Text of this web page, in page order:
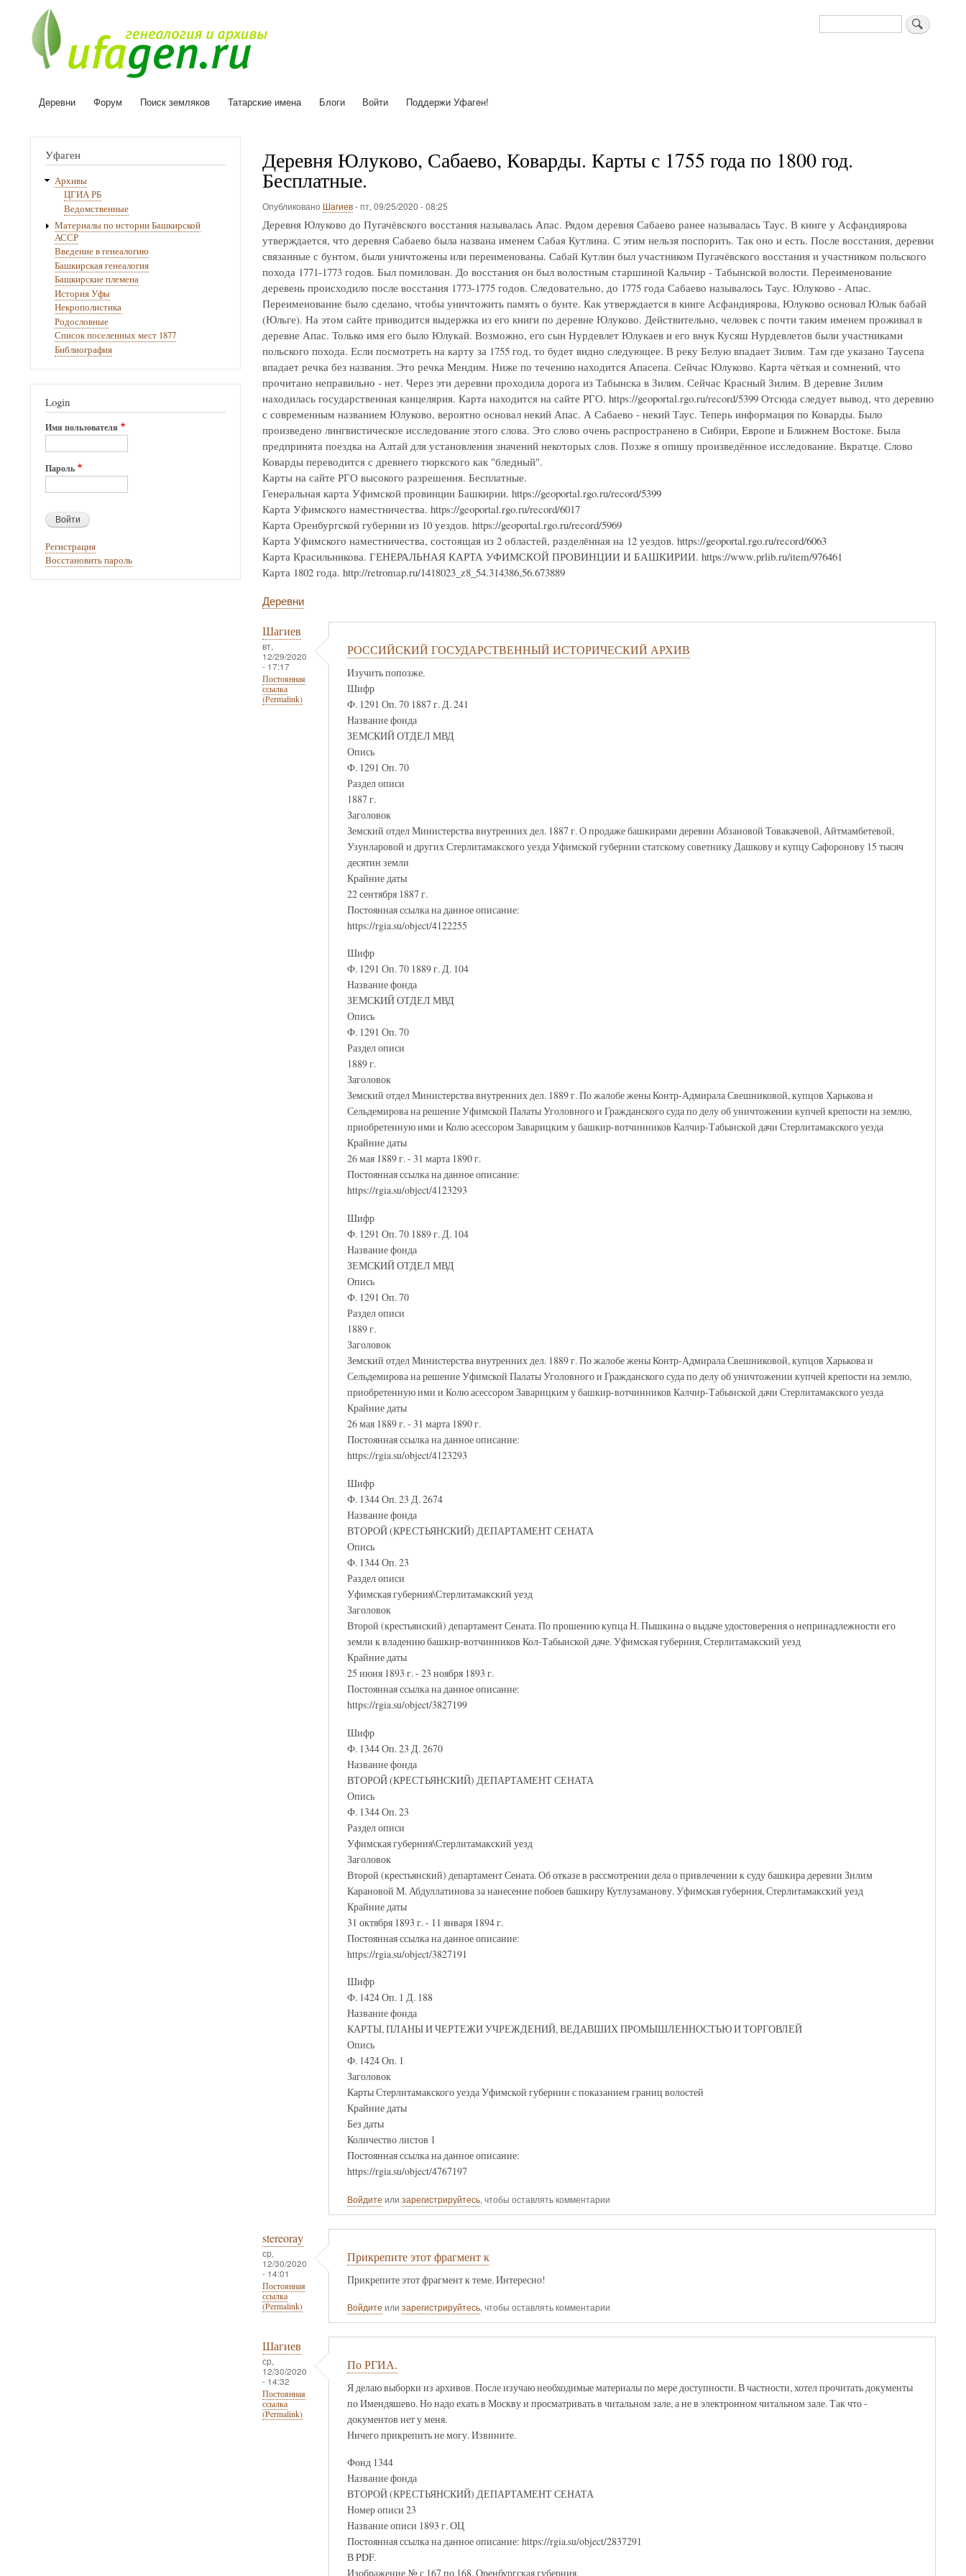
Поиск
Основная
Деревни Форум Поиск земляков Татарские имена Блоги Войти Поддержи Уфаген!
Деревня Юлуково, Сабаево, Коварды. Карты с 1755 года по 1800 год.
Бесплатные.
Опубликовано Шагиев-пт, 09/25/2020 - 08:25
Деревня Юлуково до Пугачёвского восстания называлась Апас. Рядом деревня Сабаево ранее называлась Таус. В книге у Асфандиярова
утверждается, что деревня Сабаево была названа именем Сабая Кутлина. С этим нельзя поспорить. Так оно и есть. После восстания, деревни
связанные с бунтом, были уничтожены или переименованы. Сабай Кутлин был участником Пугачёвского восстания и участником польского
похода 1771-1773 годов. Был помилован. До восстания он был волостным старшиной Кальчир - Табынской волости. Переименование
деревень происходило после восстания 1773-1775 годов. Следовательно, до 1775 года Сабаево называлось Таус. Юлуково - Апас.
Переименование было сделано, чтобы уничтожить память о бунте. Как утверждается в книге Асфандиярова, Юлуково основал Юлык бабай
(Юльге). На этом сайте приводится выдержка из его книги по деревне Юлуково. Действительно, человек с почти таким именем проживал в
деревне Апас. Только имя его было Юлукай. Возможно, его сын Нурдевлет Юлукаев и его внук Кусяш Нурдевлетов были участниками
польского похода. Если посмотреть на карту за 1755 год, то будет видно следующее. В реку Белую впадает Зилим. Там где указано Таусепа
впадает речка без названия. Это речка Мендим. Ниже по течению находится Апасепа. Сейчас Юлуково. Карта чёткая и сомнений, что
прочитано неправильно - нет. Через эти деревни проходила дорога из Табынска в Зилим. Сейчас Красный Зилим. В деревне Зилим
находилась государственная канцелярия. Карта находится на сайте РГО. https://geoportal.rgo.ru/record/5399 Отсюда следует вывод, что деревню
с современным названием Юлуково, вероятно основал некий Апас. А Сабаево - некий Таус. Теперь информация по Коварды. Было
произведено лингвистическое исследование этого слова. Это слово очень распространено в Сибири, Европе и Ближнем Востоке. Была
предпринята поездка на Алтай для установления значений некоторых слов. Позже я опишу произведённое исследование. Вкратце. Слово
Коварды переводится с древнего тюркского как "бледный".
Карты на сайте РГО высокого разрешения. Бесплатные.
Генеральная карта Уфимской провинции Башкирии. https://geoportal.rgo.ru/record/5399
Карта Уфимского наместничества. https://geoportal.rgo.ru/record/6017
Карта Оренбургской губернии из 10 уездов. https://geoportal.rgo.ru/record/5969
Карта Уфимского наместничества, состоящая из 2 областей, разделённая на 12 уездов. https://geoportal.rgo.ru/record/6063
Карта Красильникова. ГЕНЕРАЛЬНАЯ КАРТА УФИМСКОЙ ПРОВИНЦИИ И БАШКИРИИ. https://www.prlib.ru/item/976461
Карта 1802 года. http://retromap.ru/1418023_z8_54.314386,56.673889
Деревни
Шагиев
вт,
12/29/2020
- 17:17
Постоянная
ссылка
(Permalink)
РОССИЙСКИЙ ГОСУДАРСТВЕННЫЙ ИСТОРИЧЕСКИЙ АРХИВ
Изучить попозже.
Шифр
Ф. 1291 Оп. 70 1887 г. Д. 241
Название фонда
ЗЕМСКИЙ ОТДЕЛ МВД
Опись
Ф. 1291 Оп. 70
Раздел описи
1887 г.
Заголовок
Земский отдел Министерства внутренних дел. 1887 г. О продаже башкирами деревни Абзановой Товакачевой, Айтмамбетевой,
Узунларовой и других Стерлитамакского уезда Уфимской губернии статскому советнику Дашкову и купцу Сафоронову 15 тысяч
десятин земли
Крайние даты
22 сентября 1887 г.
Постоянная ссылка на данное описание:
https://rgia.su/object/4122255
Шифр
Ф. 1291 Оп. 70 1889 г. Д. 104
Название фонда
ЗЕМСКИЙ ОТДЕЛ МВД
Опись
Ф. 1291 Оп. 70
Раздел описи
1889 г.
Заголовок
Земский отдел Министерства внутренних дел. 1889 г. По жалобе жены Контр-Адмирала Свешниковой, купцов Харькова и
Сельдемирова на решение Уфимской Палаты Уголовного и Гражданского суда по делу об уничтожении купчей крепости на землю,
приобретенную ими и Колю асессором Заварицким у башкир-вотчинников Калчир-Табынской дачи Стерлитамакского уезда
Крайние даты
26 мая 1889 г. - 31 марта 1890 г.
Постоянная ссылка на данное описание:
https://rgia.su/object/4123293
Шифр
Ф. 1291 Оп. 70 1889 г. Д. 104
Название фонда
ЗЕМСКИЙ ОТДЕЛ МВД
Опись
Ф. 1291 Оп. 70
Раздел описи
1889 г.
Заголовок
Земский отдел Министерства внутренних дел. 1889 г. По жалобе жены Контр-Адмирала Свешниковой, купцов Харькова и
Сельдемирова на решение Уфимской Палаты Уголовного и Гражданского суда по делу об уничтожении купчей крепости на землю,
приобретенную ими и Колю асессором Заварицким у башкир-вотчинников Калчир-Табынской дачи Стерлитамакского уезда
Крайние даты
26 мая 1889 г. - 31 марта 1890 г.
Постоянная ссылка на данное описание:
https://rgia.su/object/4123293
Шифр
Ф. 1344 Оп. 23 Д. 2674
Название фонда
ВТОРОЙ (КРЕСТЬЯНСКИЙ) ДЕПАРТАМЕНТ СЕНАТА
Опись
Ф. 1344 Оп. 23
Раздел описи
Уфимская губерния\Стерлитамакский уезд
Заголовок
Второй (крестьянский) департамент Сената. По прошению купца Н. Пышкина о выдаче удостоверения о непринадлежности его
земли к владению башкир-вотчинников Кол-Табынской даче. Уфимская губерния, Стерлитамакский уезд
Крайние даты
25 июня 1893 г. - 23 ноября 1893 г.
Постоянная ссылка на данное описание:
https://rgia.su/object/3827199
Шифр
Ф. 1344 Оп. 23 Д. 2670
Название фонда
ВТОРОЙ (КРЕСТЬЯНСКИЙ) ДЕПАРТАМЕНТ СЕНАТА
Опись
Ф. 1344 Оп. 23
Раздел описи
Уфимская губерния\Стерлитамакский уезд
Заголовок
Второй (крестьянский) департамент Сената. Об отказе в рассмотрении дела о привлечении к суду башкира деревни Зилим
Карановой М. Абдуллатинова за нанесение побоев башкиру Кутлузаманову. Уфимская губерния, Стерлитамакский уезд
Крайние даты
31 октября 1893 г. - 11 января 1894 г.
Постоянная ссылка на данное описание:
https://rgia.su/object/3827191
Шифр
Ф. 1424 Оп. 1 Д. 188
Название фонда
КАРТЫ, ПЛАНЫ И ЧЕРТЕЖИ УЧРЕЖДЕНИЙ, ВЕДАВШИХ ПРОМЫШЛЕННОСТЬЮ И ТОРГОВЛЕЙ
Опись
Ф. 1424 Оп. 1
Заголовок
Карты Стерлитамакского уезда Уфимской губернии с показанием границ волостей
Крайние даты
Без даты
Количество листов 1
Постоянная ссылка на данное описание:
https://rgia.su/object/4767197
Войдите или зарегистрируйтесь, чтобы оставлять комментарии
stereoray
ср,
12/30/2020
- 14:01
Постоянная
ссылка
(Permalink)
Прикрепите этот фрагмент к
Прикрепите этот фрагмент к теме. Интересно!
Войдите или зарегистрируйтесь, чтобы оставлять комментарии
Шагиев
ср,
12/30/2020
- 14:32
Постоянная
ссылка
(Permalink)
По РГИА.
Я делаю выборки из архивов. После изучаю необходимые материалы по мере доступности. В частности, хотел прочитать документы
по Имендяшево. Но надо ехать в Москву и просматривать в читальном зале, а не в электронном читальном зале. Так что -
документов нет у меня.
Ничего прикрепить не могу. Извините.
Фонд 1344
Название фонда
ВТОРОЙ (КРЕСТЬЯНСКИЙ) ДЕПАРТАМЕНТ СЕНАТА
Номер описи 23
Название описи 1893 г. ОЦ
Постоянная ссылка на данное описание: https://rgia.su/object/2837291
В PDF.
Изображение № с 167 по 168. Оренбургская губерния.
Уфаген
Архивы
ЦГИА РБ
Ведомственные
Материалы по истории Башкирской
АССР
Введение в генеалогию
Башкирская генеалогия
Башкирские племена
История Уфы
Некрополистика
Родословные
Список поселенных мест 1877
Библиография
Login
Имя пользователя
Пароль
Регистрация
Восстановить пароль